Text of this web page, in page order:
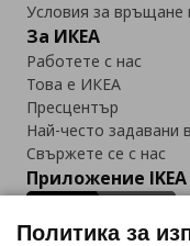
Условия за връщане
За ИКЕА
Работете с нас
Това е ИКЕА
Пресцентър
Най-често задавани
Свържете се с нас
Приложение
Политика за